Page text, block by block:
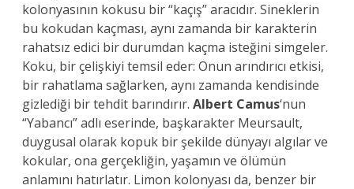
kolonyasının kokusu bir “kaçış” aracıdır. Sineklerin
bu kokudan kaçması, aynı zamanda bir karakterin
rahatsız edici bir durumdan kaçma isteğini simgeler.
Koku, bir çelişkiyi temsil eder: Onun arındırıcı etkisi,
bir rahatlama sağlarken, aynı zamanda kendisinde
gizlediği bir tehdit barındırır. Albert Camus‘nun
“Yabancı” adlı eserinde, başkarakter Meursault,
duygusal olarak kopuk bir şekilde dünyayı algılar ve
kokular, ona gerçekliğin, yaşamın ve ölümün
anlamını hatırlatır. Limon kolonyası da, benzer bir